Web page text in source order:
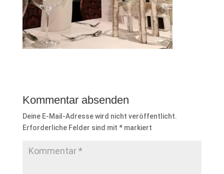
Kommentar absenden
Deine E-Mail-Adresse wird nicht veröffentlicht.
Erforderliche Felder sind mit *markiert